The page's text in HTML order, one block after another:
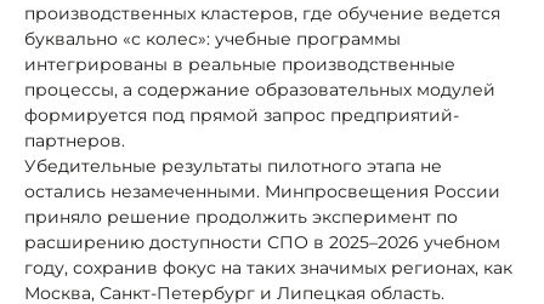
производственных кластеров, где обучение ведется
буквально «с колес»: учебные программы
интегрированы в реальные производственные
процессы, а содержание образовательных модулей
формируется под прямой запрос предприятий-
партнеров.
Убедительные результаты пилотного этапа не
остались незамеченными. Минпросвещения России
приняло решение продолжить эксперимент по
расширению доступности СПО в 2025–2026 учебном
году, сохранив фокус на таких значимых регионах, как
Москва, Санкт-Петербург и Липецкая область.